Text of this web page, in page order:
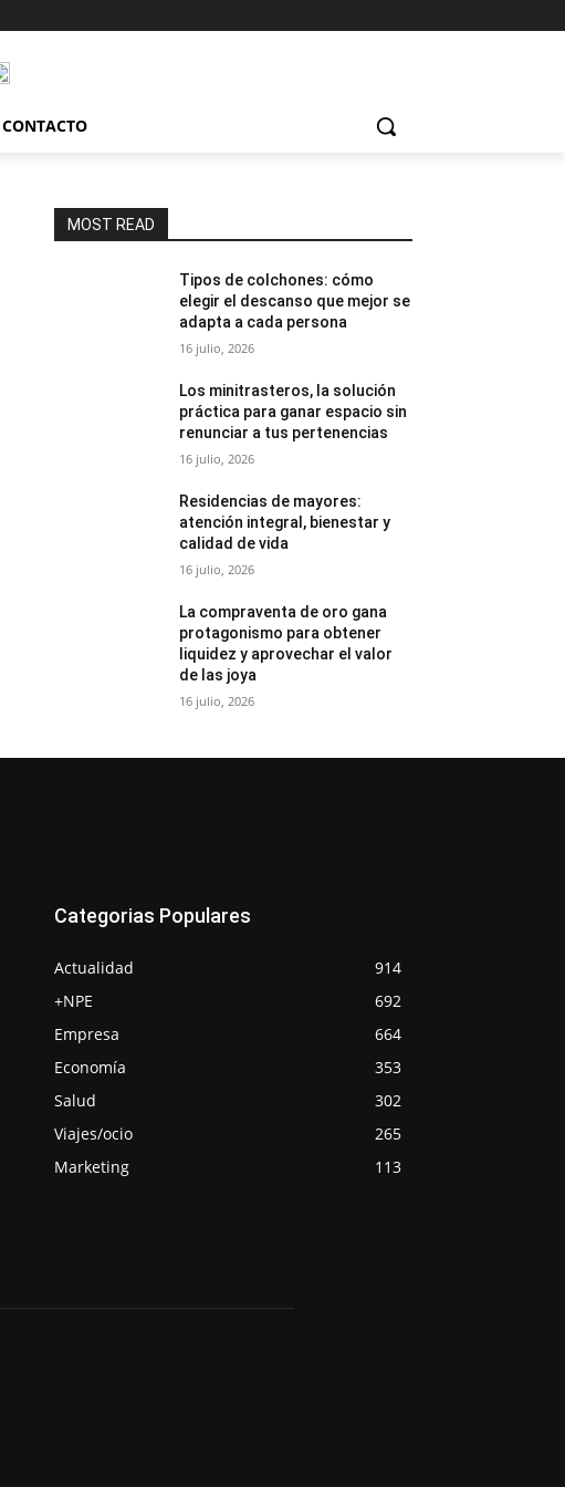
CONTACTO
MOST READ
Tipos de colchones: cómo
elegir el descanso que mejor se
adapta a cada persona
16 julio, 2026
Los minitrasteros, la solución
práctica para ganar espacio sin
renunciar a tus pertenencias
16 julio, 2026
Residencias de mayores:
atención integral, bienestar y
calidad de vida
16 julio, 2026
La compraventa de oro gana
protagonismo para obtener
liquidez y aprovechar el valor
de las joya
16 julio, 2026
Categorias Populares
Actualidad
914
+NPE
692
Empresa
664
Economía
353
Salud
302
Viajes/ocio
265
Marketing
113